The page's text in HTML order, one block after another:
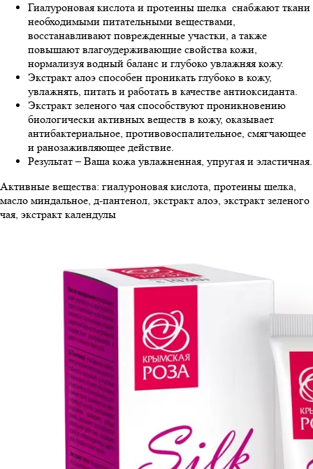
Гиалуроновая кислота и протеины шелка снабжают ткани
необходимыми питательными веществами,
восстанавливают поврежденные участки, а также
повышают влагоудерживающие свойства кожи,
нормализуя водный баланс и глубоко увлажняя кожу.
Экстракт алоэ способен проникать глубоко в кожу,
увлажнять, питать и работать в качестве антиоксиданта.
Экстракт зеленого чая способствуют проникновению
биологически активных веществ в кожу, оказывает
антибактериальное, противовоспалительное, смягчающее
и ранозаживляющее действие.
Результат – Ваша кожа увлажненная, упругая и эластичная.
Активные вещества: гиалуроновая кислота, протеины шелка,
масло миндальное, д-пантенол, экстракт алоэ, экстракт зеленого
чая, экстракт календулы